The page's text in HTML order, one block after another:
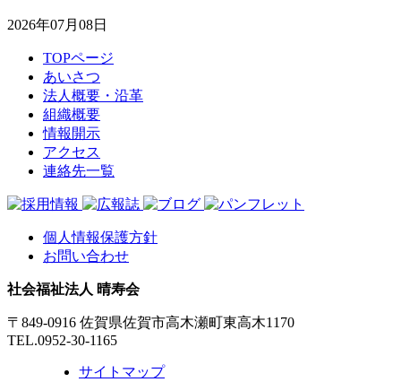
2026年07月08日
TOPページ
あいさつ
法人概要・沿革
組織概要
情報開示
アクセス
連絡先一覧
個人情報保護方針
お問い合わせ
社会福祉法人 晴寿会
〒849-0916 佐賀県佐賀市高木瀬町東高木1170
TEL.0952-30-1165
サイトマップ